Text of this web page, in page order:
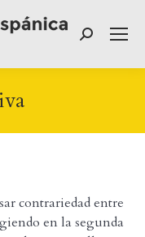
Buscar:
contrariedad entre
en la segunda